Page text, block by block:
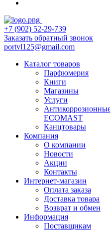
+7 (902) 52-29-739
Заказать обратный звонок
portvl125@gmail.com
Каталог товаров
Парфюмерия
Книги
Магазины
Услуги
ECOMAST
Канцтовары
Компания
О компании
Новости
Акции
Контакты
Интернет-магазин
Оплата заказа
Доставка товара
Возврат и обмен
Информация
Поставщикам